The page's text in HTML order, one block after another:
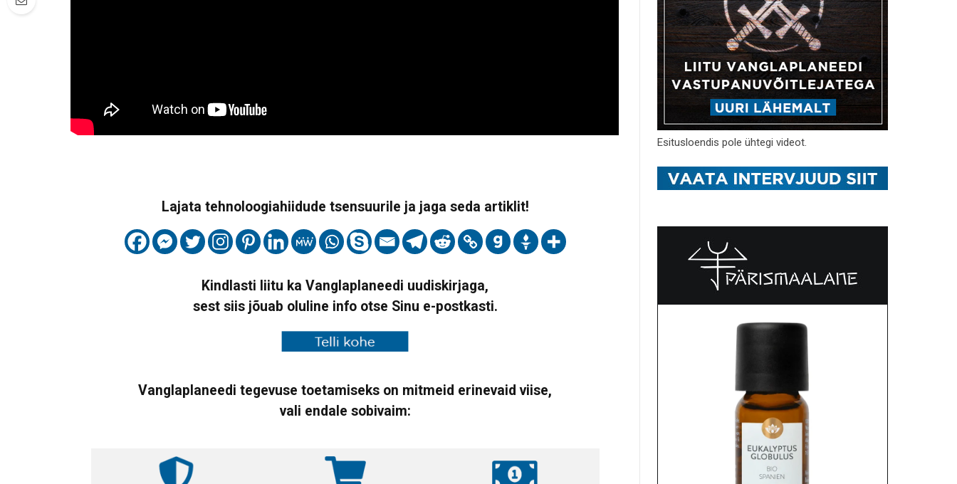
Lajata tehnoloogiahiidude tsensuurile ja jaga seda artiklit!
Kindlasti liitu ka Vanglaplaneedi uudiskirjaga,
sest siis jõuab oluline info otse Sinu e-postkasti.
Vanglaplaneedi tegevuse toetamiseks on mitmeid erinevaid viise,
vali endale sobivaim:
Esitusloendis pole ühtegi videot.